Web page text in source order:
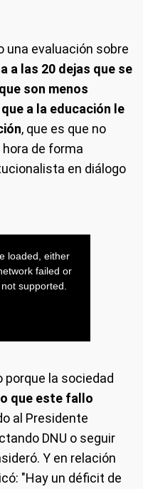
una evaluación sobre
a las 20 dejas que se
son menos
a la educación le
, que es que no
de forma
en diálogo
porque la sociedad
que este fallo
al Presidente
DNU o seguir
Y en relación
"Hay un déficit de